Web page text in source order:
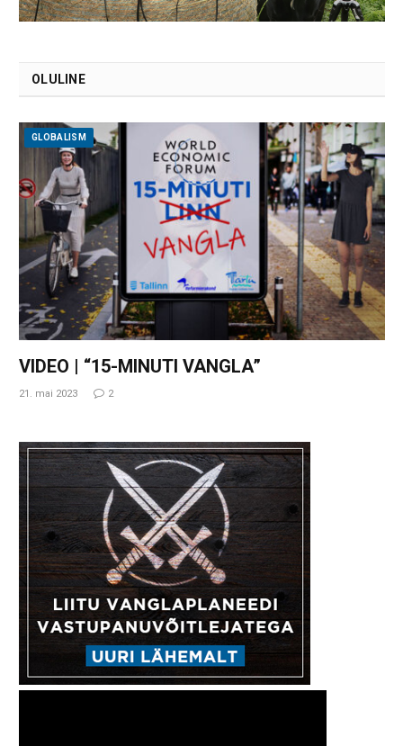
OLULINE
GLOBALISM
VIDEO | “15-MINUTI VANGLA”
21. mai 2023 2